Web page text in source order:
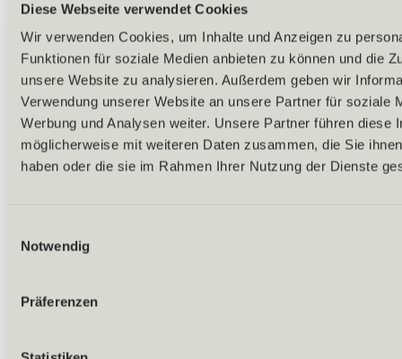
Diese Webseite verwendet Cookies
Wir verwenden Cookies, um Inhalte und Anzeigen zu
Funktionen für soziale Medien anbieten zu können und die
unsere Website zu analysieren. Außerdem geben wir
Verwendung unserer Website an unsere Partner für soziale
Werbung und Analysen weiter. Unsere Partner führen diese
möglicherweise mit weiteren Daten zusammen, die Sie
haben oder die sie im Rahmen Ihrer Nutzung der Dienste
Notwendig
PräferenzenAlle Ausflugsziele